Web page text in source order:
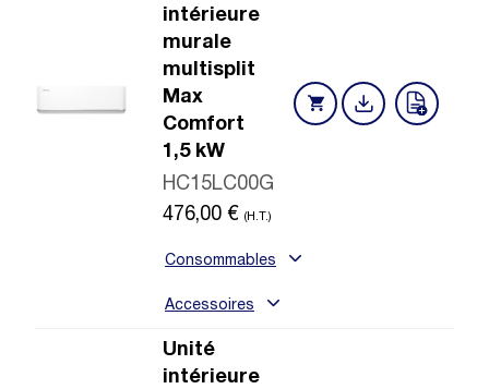
intérieure
murale
multisplit
Max
Comfort
1,5 kW
HC15LC00G
476,00 € (H.T.)
Consommables
Accessoires
Unité
intérieure